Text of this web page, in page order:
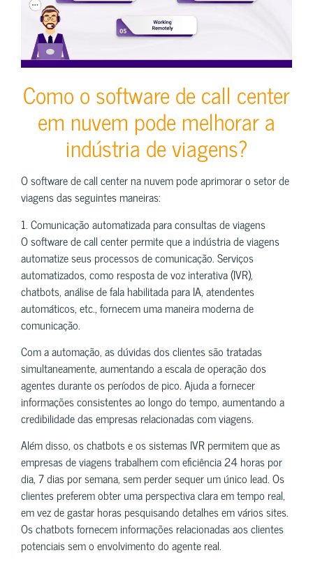
Como o software de call center
em nuvem pode melhorar a
indústria de viagens?
O software de call center na nuvem pode aprimorar o setor de
viagens das seguintes maneiras:
1. Comunicação automatizada para consultas de viagens
O software de call center permite que a indústria de viagens
automatize seus processos de comunicação. Serviços
automatizados, como resposta de voz interativa (IVR),
chatbots, análise de fala habilitada para IA, atendentes
automáticos, etc., fornecem uma maneira moderna de
comunicação.
Com a automação, as dúvidas dos clientes são tratadas
simultaneamente, aumentando a escala de operação dos
agentes durante os períodos de pico. Ajuda a fornecer
informações consistentes ao longo do tempo, aumentando a
credibilidade das empresas relacionadas com viagens.
Além disso, os chatbots e os sistemas IVR permitem que as
empresas de viagens trabalhem com eficiência 24 horas por
dia, 7 dias por semana, sem perder sequer um único lead. Os
clientes preferem obter uma perspectiva clara em tempo real,
em vez de gastar horas pesquisando detalhes em vários sites.
Os chatbots fornecem informações relacionadas aos clientes
potenciais sem o envolvimento do agente real.